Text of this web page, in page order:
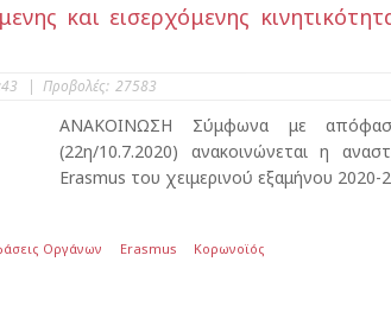
και εισερχόμενης
| Προβολές: 27583
ANAΚΟΙΝΩΣΗ Σύμφωνα με
(22η/10.7.2020) ανακοινώνεται η
Erasmus του χειμερινού εξαμήνου 2020-
Οργάνων Erasmus Κορωνοϊός